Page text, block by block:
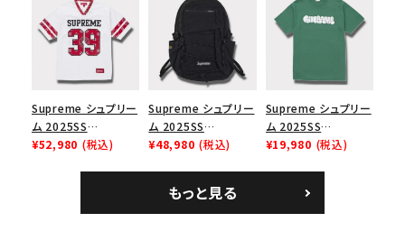
ース１スニーカー シ
ューズ ホワイト
イヤーリリーフボック
スロゴTシャツ ホワ
イト 白
イルキャンプキャップ
ブラック 黒
Supreme シュプリー
ム 2025SS
Bandana Football
¥52,980 (税込)
Supreme シュプリー
ム 2025SS
Backpack バックパッ
¥48,980 (税込)
Supreme シュプリー
ム 2025SS
Homerun Tee ホー
¥19,980 (税込)
もっと見る